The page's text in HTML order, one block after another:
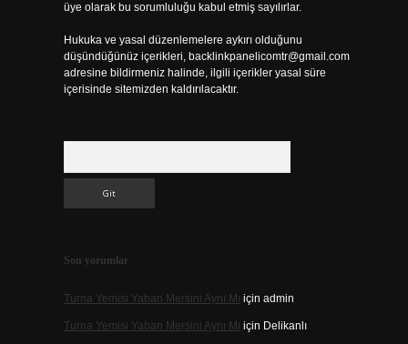
üye olarak bu sorumluluğu kabul etmiş sayılırlar.
Hukuka ve yasal düzenlemelere aykırı olduğunu
düşündüğünüz içerikleri, backlinkpanelicomtr@gmail.com
adresine bildirmeniz halinde, ilgili içerikler yasal süre
içerisinde sitemizden kaldırılacaktır.
Son yorumlar
Turna Yemisi Yaban Mersini Aynı Mı için admin
Turna Yemisi Yaban Mersini Aynı Mı için Delikanlı